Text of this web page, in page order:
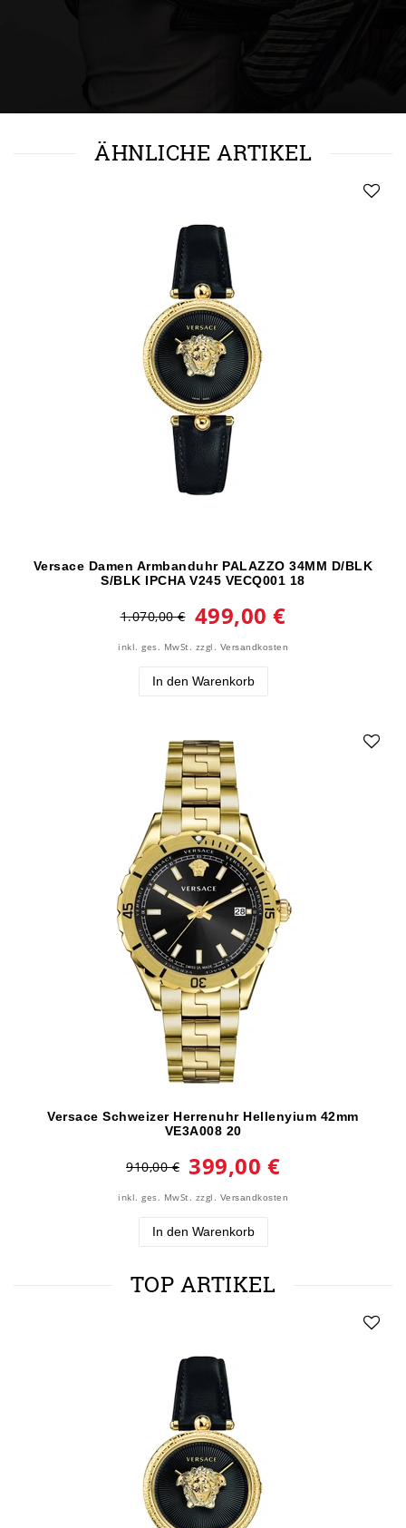
ÄHNLICHE ARTIKEL
Versace Damen Armbanduhr PALAZZO 34MM D/BLK
S/BLK IPCHA V245 VECQ001 18
1.070,00 € 499,00 €
inkl. ges. MwSt. zzgl. Versandkosten
In den Warenkorb
Versace Schweizer Herrenuhr Hellenyium 42mm
VE3A008 20
910,00 € 399,00 €
inkl. ges. MwSt. zzgl. Versandkosten
In den Warenkorb
TOP ARTIKEL